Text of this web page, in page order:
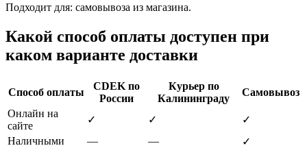
Подходит для: самовывоза из магазина.
Какой способ оплаты доступен при
каком варианте доставки
Способ оплаты
CDEK по
России
Курьер по
Калининграду
Самовывоз
Онлайн на
сайте
✓ ✓
✓
Наличными
— —
✓